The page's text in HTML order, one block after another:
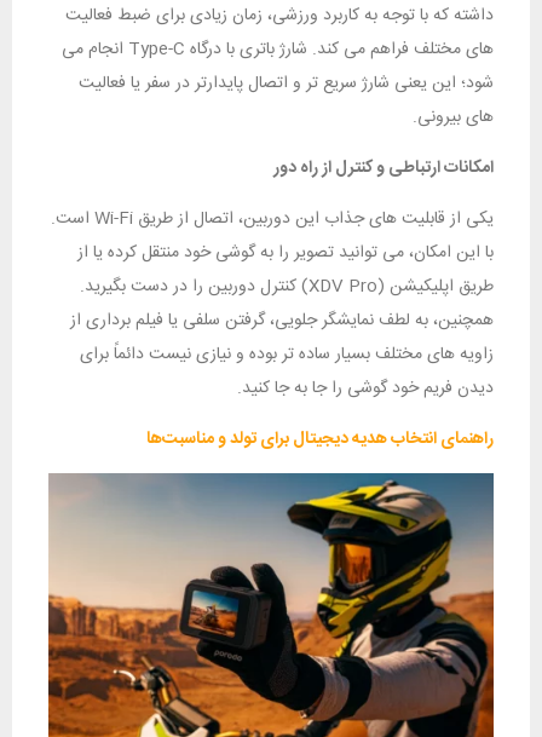
داشته که با توجه به کاربرد ورزشی، زمان زیادی برای ضبط فعالیت‌
های مختلف فراهم می‌ کند. شارژ باتری با درگاه Type-C انجام می‌
شود؛ این یعنی شارژ سریع‌ تر و اتصال پایدارتر در سفر یا فعالیت‌
های بیرونی.
امکانات ارتباطی و کنترل از راه دور
یکی از قابلیت‌ های جذاب این دوربین، اتصال از طریق Wi-Fi است.
با این امکان، می‌ توانید تصویر را به گوشی‌ خود منتقل کرده یا از
طریق اپلیکیشن (XDV Pro) کنترل دوربین را در دست بگیرید.
همچنین، به لطف نمایشگر جلویی، گرفتن سلفی یا فیلم ‌برداری از
زاویه‌ های مختلف بسیار ساده‌ تر بوده و نیازی نیست دائماً برای
دیدن فریم خود گوشی را جا به ‌جا کنید.
راهنمای انتخاب هدیه دیجیتال برای تولد و مناسبت‌ها